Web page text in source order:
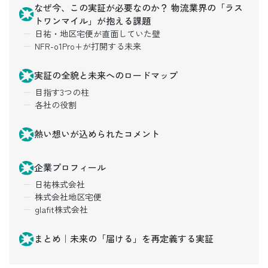
なぜ今、この実証が必要なのか？ 物流業界の「ラス
トワンマイル」が抱える課題
日祐・地区宅便が直面していた壁
NFR-o1Pro+が打開する未来
実証の全貌と未来へのロードマップ
目指す3つの柱
各社の役割
熱い想いが込められたコメント
企業プロフィール
日祐株式会社
株式会社地区宅便
glafit株式会社
まとめ｜未来の「届ける」を再定義する実証